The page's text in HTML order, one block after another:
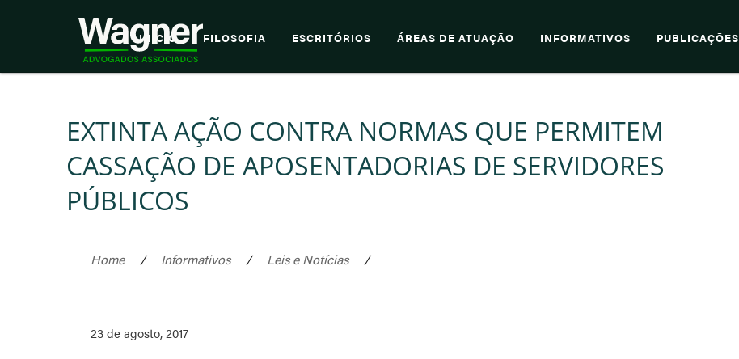
INÍCIO FILOSOFIA ESCRITÓRIOS ÁREAS DE ATUAÇÃO INFORMATIVOS PUBLICAÇÕES
EXTINTA AÇÃO CONTRA NORMAS QUE PERMITEM
CASSAÇÃO DE APOSENTADORIAS DE SERVIDORES
PÚBLICOS
Home / Informativos / Leis e Notícias /
23 de agosto, 2017